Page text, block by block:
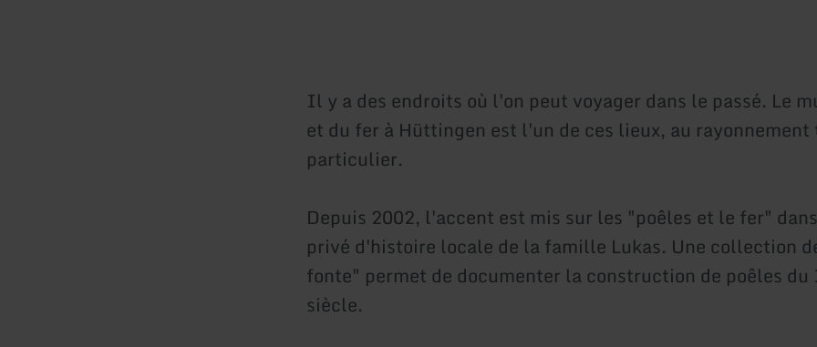
Il y a des endroits où l'on peut voyager dans le passé. Le
et du fer à Hüttingen est l'un de ces lieux, au
particulier.
Depuis 2002, l'accent est mis sur les "poêles et le fer"
privé d'histoire locale de la famille Lukas. Une collection
fonte" permet de documenter la construction de poêles du
siècle.